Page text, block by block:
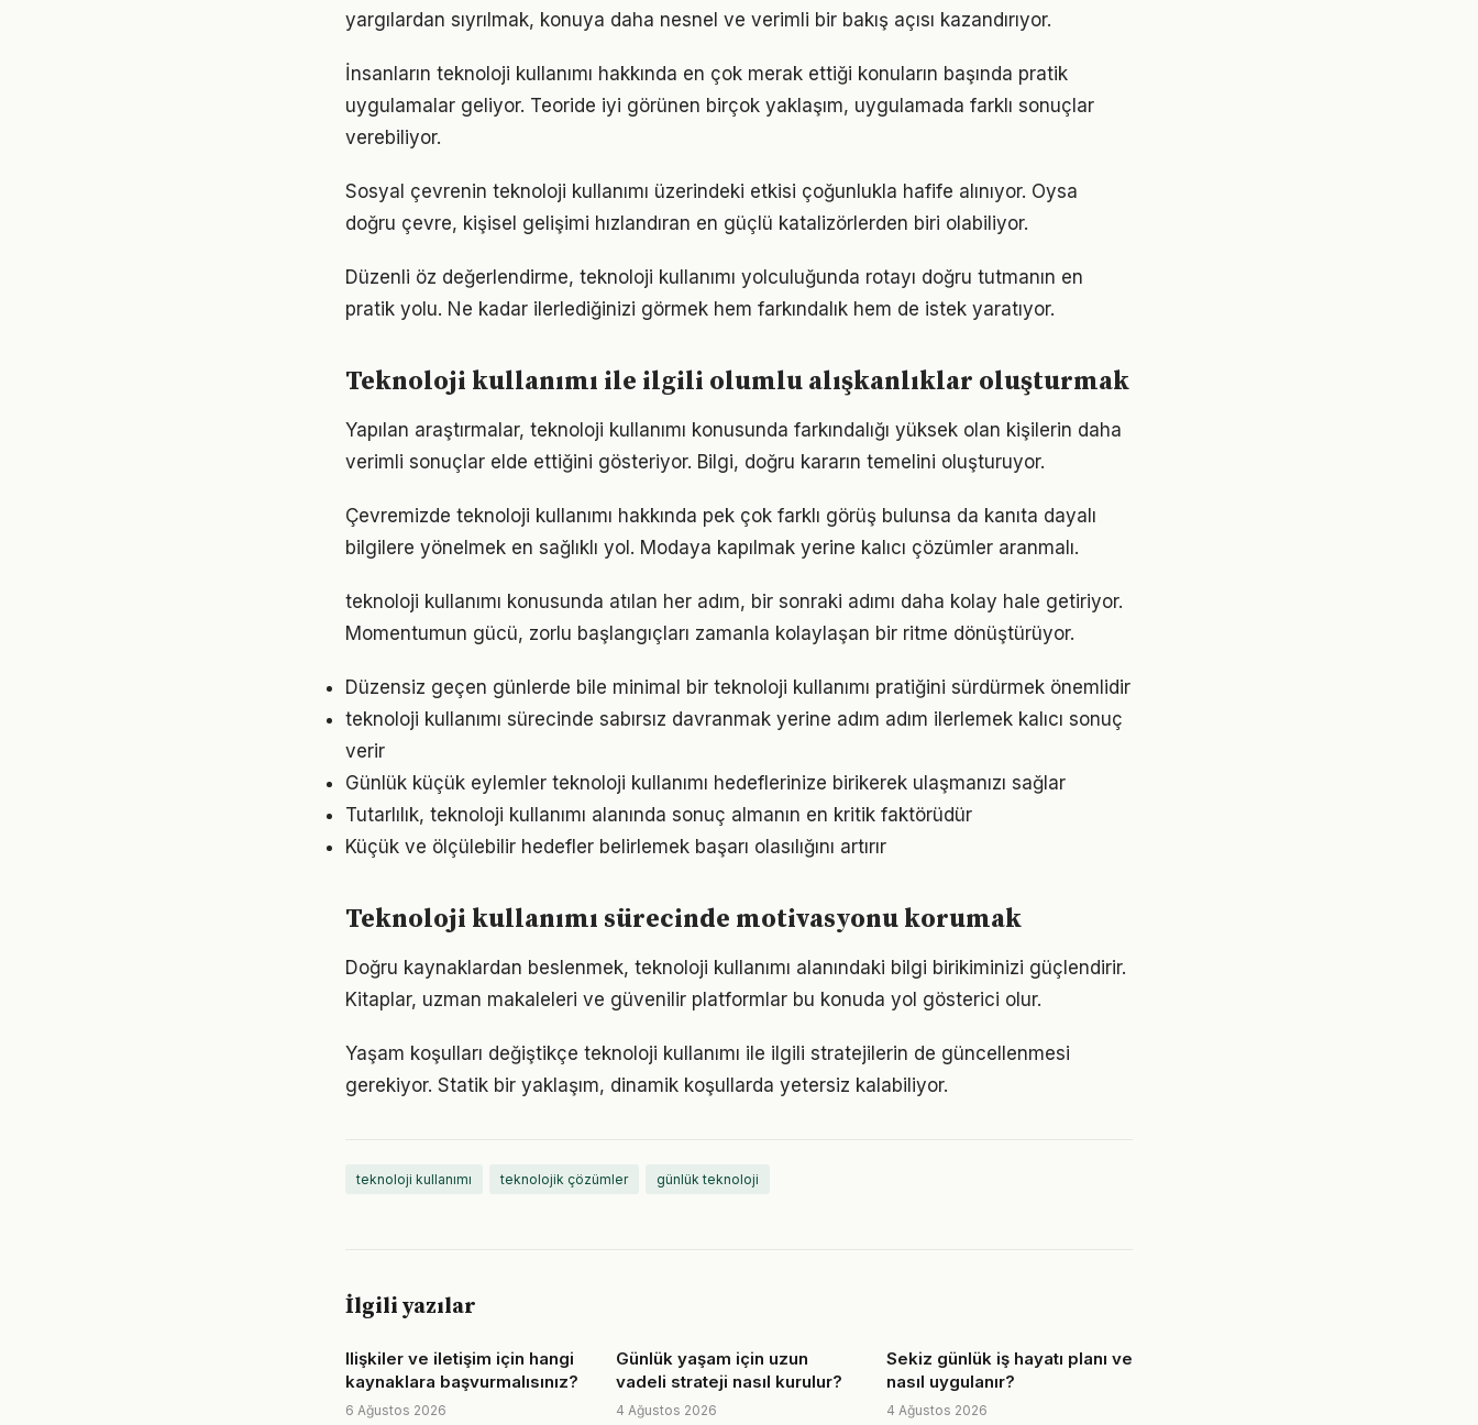
yargılardan sıyrılmak, konuya daha nesnel ve verimli bir bakış açısı kazandırıyor.
İnsanların teknoloji kullanımı hakkında en çok merak ettiği konuların başında pratik
uygulamalar geliyor. Teoride iyi görünen birçok yaklaşım, uygulamada farklı sonuçlar
verebiliyor.
Sosyal çevrenin teknoloji kullanımı üzerindeki etkisi çoğunlukla hafife alınıyor. Oysa
doğru çevre, kişisel gelişimi hızlandıran en güçlü katalizörlerden biri olabiliyor.
Düzenli öz değerlendirme, teknoloji kullanımı yolculuğunda rotayı doğru tutmanın en
pratik yolu. Ne kadar ilerlediğinizi görmek hem farkındalık hem de istek yaratıyor.
Teknoloji kullanımı ile ilgili olumlu alışkanlıklar oluşturmak
Yapılan araştırmalar, teknoloji kullanımı konusunda farkındalığı yüksek olan kişilerin daha
verimli sonuçlar elde ettiğini gösteriyor. Bilgi, doğru kararın temelini oluşturuyor.
Çevremizde teknoloji kullanımı hakkında pek çok farklı görüş bulunsa da kanıta dayalı
bilgilere yönelmek en sağlıklı yol. Modaya kapılmak yerine kalıcı çözümler aranmalı.
teknoloji kullanımı konusunda atılan her adım, bir sonraki adımı daha kolay hale getiriyor.
Momentumun gücü, zorlu başlangıçları zamanla kolaylaşan bir ritme dönüştürüyor.
Düzensiz geçen günlerde bile minimal bir teknoloji kullanımı pratiğini sürdürmek önemlidir
teknoloji kullanımı sürecinde sabırsız davranmak yerine adım adım ilerlemek kalıcı sonuç
verir
Günlük küçük eylemler teknoloji kullanımı hedeflerinize birikerek ulaşmanızı sağlar
Tutarlılık, teknoloji kullanımı alanında sonuç almanın en kritik faktörüdür
Küçük ve ölçülebilir hedefler belirlemek başarı olasılığını artırır
Teknoloji kullanımı sürecinde motivasyonu korumak
Doğru kaynaklardan beslenmek, teknoloji kullanımı alanındaki bilgi birikiminizi güçlendirir.
Kitaplar, uzman makaleleri ve güvenilir platformlar bu konuda yol gösterici olur.
Yaşam koşulları değiştikçe teknoloji kullanımı ile ilgili stratejilerin de güncellenmesi
gerekiyor. Statik bir yaklaşım, dinamik koşullarda yetersiz kalabiliyor.
teknoloji kullanımı teknolojik çözümler günlük teknoloji
İlgili yazılar
Ilişkiler ve iletişim için hangi
kaynaklara başvurmalısınız?
6 Ağustos 2026
Günlük yaşam için uzun
vadeli strateji nasıl kurulur?
4 Ağustos 2026
Sekiz günlük iş hayatı planı ve
nasıl uygulanır?
4 Ağustos 2026